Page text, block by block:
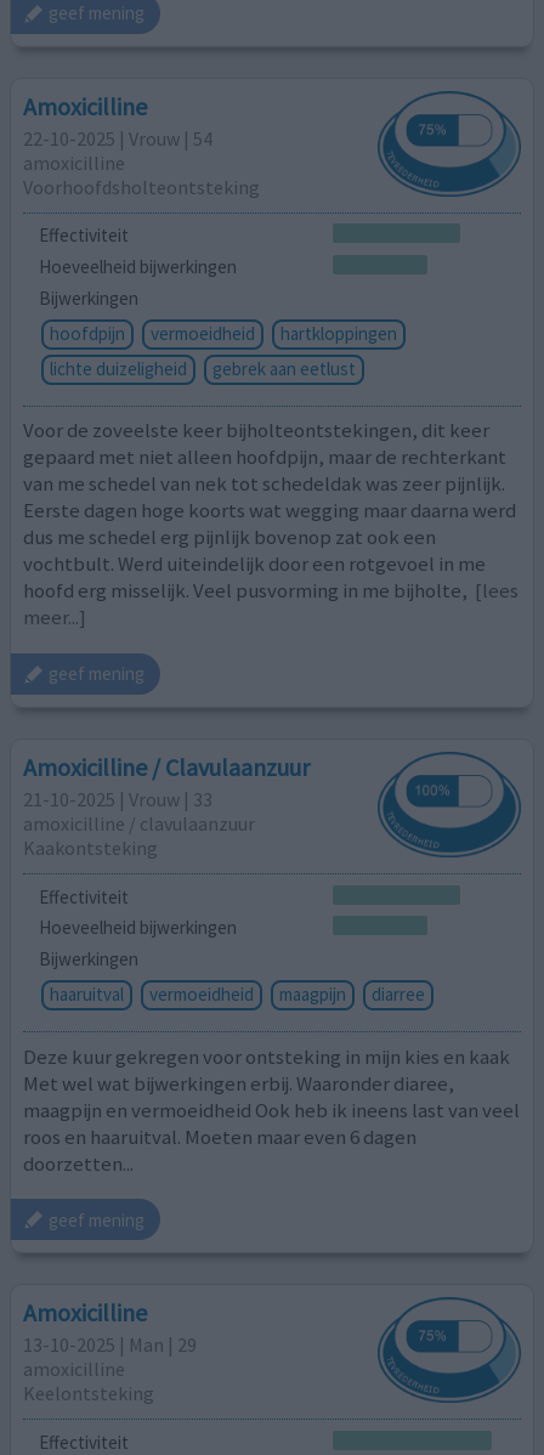
geef mening
Amoxicilline
22-10-2025 | Vrouw | 54
amoxicilline
Voorhoofdsholteontsteking
Effectiviteit
Hoeveelheid bijwerkingen
Bijwerkingen
hoofdpijn
vermoeidheid
hartkloppingen
lichte duizeligheid
gebrek aan eetlust
Voor de zoveelste keer bijholteontstekingen, dit keer
gepaard met niet alleen hoofdpijn, maar de rechterkant
van me schedel van nek tot schedeldak was zeer pijnlijk.
Eerste dagen hoge koorts wat wegging maar daarna werd
dus me schedel erg pijnlijk bovenop zat ook een
vochtbult. Werd uiteindelijk door een rotgevoel in me
hoofd erg misselijk. Veel pusvorming in me bijholte, [lees
meer...]
geef mening
Amoxicilline / Clavulaanzuur
21-10-2025 | Vrouw | 33
amoxicilline / clavulaanzuur
Kaakontsteking
Effectiviteit
Hoeveelheid bijwerkingen
Bijwerkingen
haaruitval
vermoeidheid maagpijn diarree
Deze kuur gekregen voor ontsteking in mijn kies en kaak
Met wel wat bijwerkingen erbij. Waaronder diaree,
maagpijn en vermoeidheid Ook heb ik ineens last van veel
roos en haaruitval. Moeten maar even 6 dagen
doorzetten...
geef mening
Amoxicilline
13-10-2025 | Man | 29
amoxicilline
Keelontsteking
Effectiviteit